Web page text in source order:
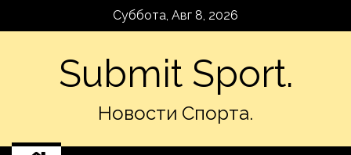
Суббота, Авг 8, 2026
Submit Sport.
Новости Спорта.